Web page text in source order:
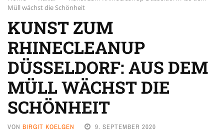
Müll wächst die Schönheit
KUNST ZUM
RHINECLEANUP
DÜSSELDORF: AUS DEM
MÜLL WÄCHST DIE
SCHÖNHEIT
VON BIRGIT KOELGEN 9. SEPTEMBER 2020